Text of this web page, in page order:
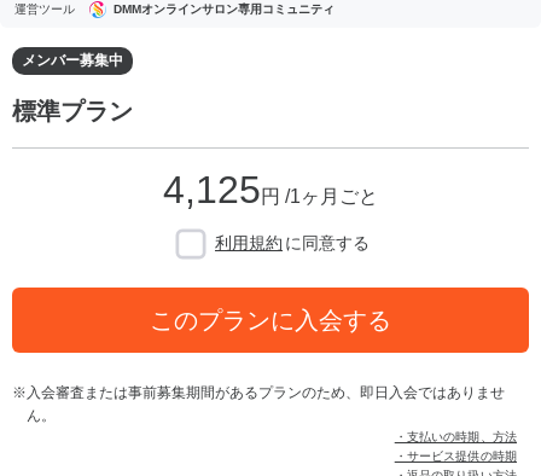
運営ツール DMMオンラインサロン専用コミュニティ
メンバー募集中
標準プラン
4,125円 /1ヶ月ごと
利用規約 に同意する
このプランに入会する
入会審査または事前募集期間があるプランのため、即日入会ではありませ
ん。
・支払いの時期、方法
・サービス提供の時期